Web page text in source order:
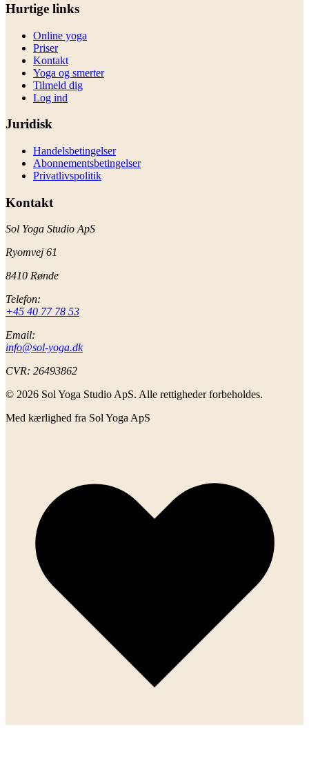
Hurtige links
Online yoga
Priser
Kontakt
Yoga og smerter
Tilmeld dig
Log ind
Juridisk
Handelsbetingelser
Abonnementsbetingelser
Privatlivspolitik
Kontakt
Sol Yoga Studio ApS
Ryomvej 61
8410 Rønde
Telefon:
+45 40 77 78 53
Email:
info@sol-yoga.dk
CVR: 26493862
© 2026 Sol Yoga Studio ApS. Alle rettigheder forbeholdes.
Med kærlighed fra Sol Yoga ApS